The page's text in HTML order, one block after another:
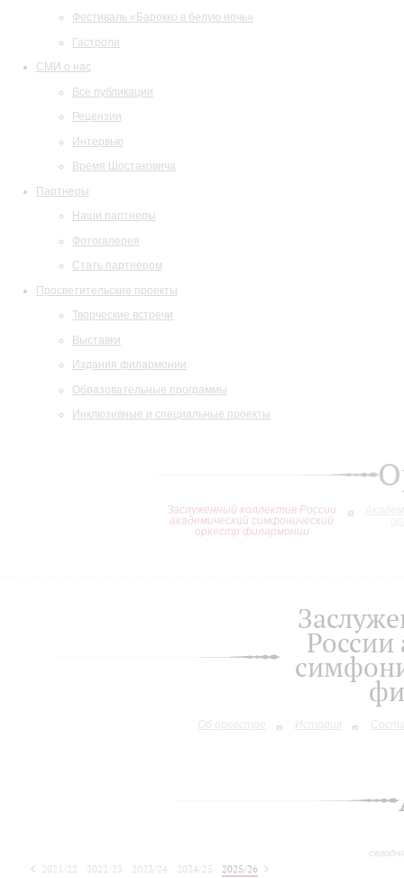
Фестиваль «Барокко в белую ночь»
Гастроли
СМИ о нас
Все публикации
Рецензии
Интервью
Время Шостаковича
Партнеры
Наши партнеры
Фотогалерея
Стать партнером
Просветительские проекты
Творческие встречи
Выставки
Издания филармонии
Образовательные программы
Инклюзивные и специальные проекты
Заслуженный коллектив России
академический симфонический
оркестр филармонии
Об оркестре История
2021/22 2022/23 2023/24 2024/25
2025/26